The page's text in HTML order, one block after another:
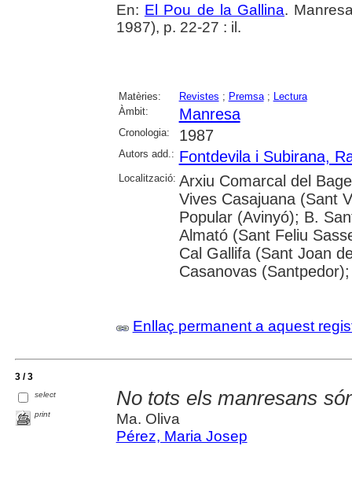
En: El Pou de la Gallina.
1987), p. 22-27 : il.
Matèries: Revistes ; Premsa; Lectura
Àmbit:
Manresa
Cronologia: 1987
Autors add.: Fontdevila i Subirana,
Localització: Arxiu Comarcal del
Vives Casajuana (Sant
Popular (Avinyó); B.
Almató (Sant Feliu
Cal Gallifa (Sant Joan
Casanovas
Enllaç permanent a aquest
3 / 3
select
print
No tots els manresans
Ma. Oliva
Pérez, Maria Josep